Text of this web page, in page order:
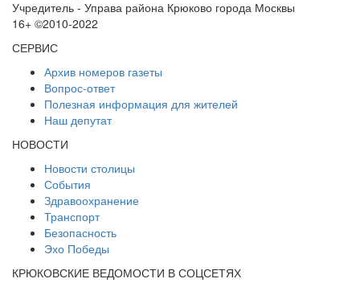
Учредитель - Управа района Крюково города Москвы
16+ ©2010-2022
СЕРВИС
Архив номеров газеты
Вопрос-ответ
Полезная информация для жителей
Наш депутат
НОВОСТИ
Новости столицы
События
Здравоохранение
Транспорт
Безопасность
Эхо Победы
КРЮКОВСКИЕ ВЕДОМОСТИ В СОЦСЕТЯХ